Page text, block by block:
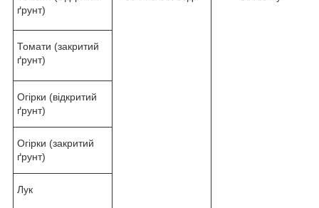
ґрунт)
Томати (закритий
ґрунт)
Огірки (відкритий
ґрунт)
Огірки (закритий
ґрунт)
Лук